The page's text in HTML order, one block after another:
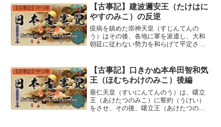
いました。この沼の辺に、一人の賤しい
（いやしい：身分の低い者）...
【古事記】中つ巻
【古事記】建波邇安王（たけはに
やすのみこ）の反逆
疫病を鎮めた崇神天皇（すじんてんの
う）はその後、各地に軍を派遣し、大和
朝廷に従わない勢力を和らげて平定させ
（おおびこのみこと：伯父にあたる）を
高志道（こしのみち：北陸道）...
【古事記】中つ巻
【古事記】口きかぬ本牟田智和気
王（ほむちわけのみこ）後編
垂仁天皇（すいにんてんのう）は、曙立
王（あけたつのみこ）に誓約（うけい）
をさせ、その後、曙立王（あけたつのみ